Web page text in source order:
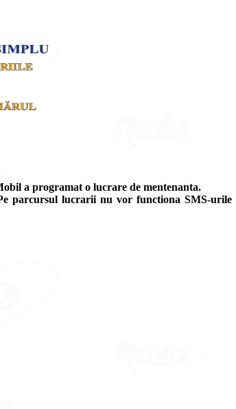
a programat o lucrare de mentenanta.
parcursul lucrarii nu vor functiona SMS-urile